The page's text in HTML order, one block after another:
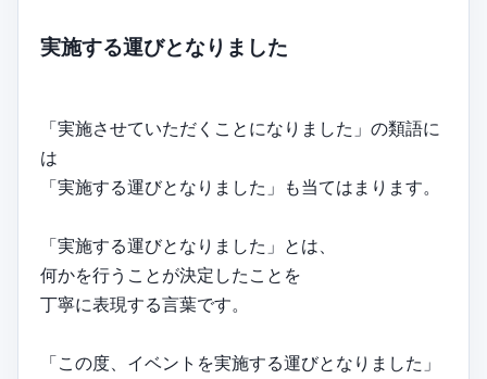
実施する運びとなりました
「実施させていただくことになりました」の類語に
は
「実施する運びとなりました」も当てはまります。
「実施する運びとなりました」とは、
何かを行うことが決定したことを
丁寧に表現する言葉です。
「この度、イベントを実施する運びとなりました」